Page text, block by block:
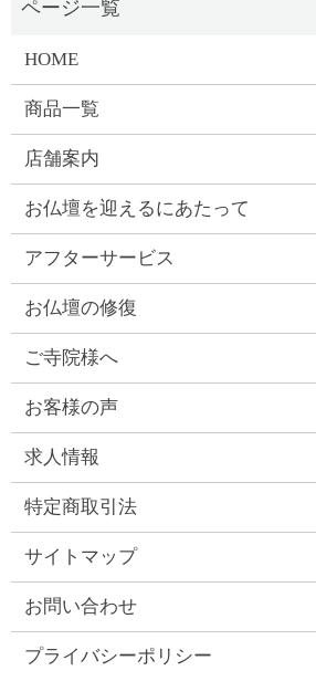
HOME
商品一覧
店舗案内
お仏壇を迎えるにあたって
アフターサービス
お仏壇の修復
ご寺院様へ
お客様の声
求人情報
特定商取引法
サイトマップ
お問い合わせ
プライバシーポリシー